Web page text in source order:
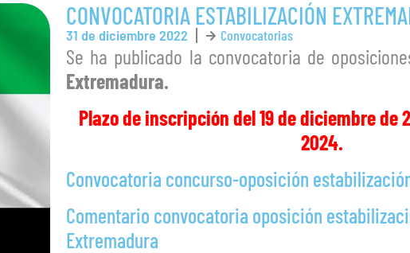
CONVOCATORIA ESTABILIZACIÓN
31 de diciembre 2022 Convocatorias
Se ha publicado la convocatoria de
Extremadura.
Plazo de inscripción del 19 de diciembre de
2024.
Convocatoria concurso-oposición
Comentario convocatoria oposición
Extremadura